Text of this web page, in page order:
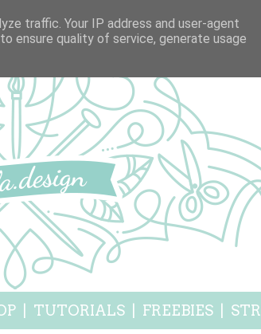
TUTORIALS FREEBIES
traffic. Your IP address and user-agent
ensure quality of service, generate usage